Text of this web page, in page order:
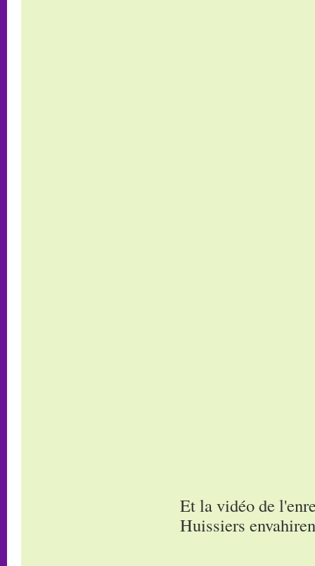
Et la vidéo de
Huissiers